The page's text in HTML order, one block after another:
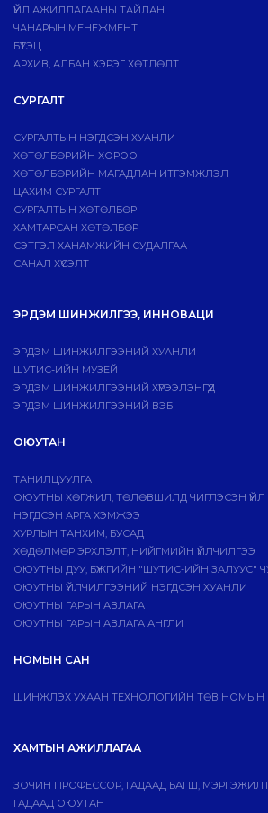
ҮЙЛ АЖИЛЛАГААНЫ ТАЙЛАН
ЧАНАРЫН МЕНЕЖМЕНТ
БҮТЭЦ
АРХИВ, АЛБАН ХЭРЭГ ХӨТЛӨЛТ
СУРГАЛТ
СУРГАЛТЫН НЭГДСЭН ХУАНЛИ
ХӨТӨЛБӨРИЙН ХОРОО
ХӨТӨЛБӨРИЙН МАГАДЛАН ИТГЭМЖЛЭЛ
ЦАХИМ СУРГАЛТ
СУРГАЛТЫН ХӨТӨЛБӨР
ХАМТАРСАН ХӨТӨЛБӨР
СЭТГЭЛ ХАНАМЖИЙН СУДАЛГАА
САНАЛ ХҮСЭЛТ
ЭРДЭМ ШИНЖИЛГЭЭ, ИННОВАЦИ
ЭРДЭМ ШИНЖИЛГЭЭНИЙ ХУАНЛИ
ШУТИС-ИЙН МУЗЕЙ
ЭРДЭМ ШИНЖИЛГЭЭНИЙ ХҮРЭЭЛЭНГҮҮД
ЭРДЭМ ШИНЖИЛГЭЭНИЙ ВЭБ
ОЮУТАН
ТАНИЛЦУУЛГА
ОЮУТНЫ ХӨГЖИЛ, ТӨЛӨВШИЛД ЧИГЛЭСЭН
НЭГДСЭН АРГА ХЭМЖЭЭ
ХУРЛЫН ТАНХИМ, БУСАД
ХӨДӨЛМӨР ЭРХЛЭЛТ, НИЙГМИЙН ҮЙЛЧИЛГЭЭ
ОЮУТНЫ ДУУ, БҮЖГИЙН "ШУТИС-ИЙН ЗАЛУУС"
ОЮУТНЫ ҮЙЛЧИЛГЭЭНИЙ НЭГДСЭН ХУАНЛИ
ОЮУТНЫ ГАРЫН АВЛАГА
ОЮУТНЫ ГАРЫН АВЛАГА АНГЛИ
НОМЫН САН
ШИНЖЛЭХ УХААН ТЕХНОЛОГИЙН ТӨВ НОМЫН
ХАМТЫН АЖИЛЛАГАА
ЗОЧИН ПРОФЕССОР, ГАДААД БАГШ,
ГАДААД ОЮУТАН